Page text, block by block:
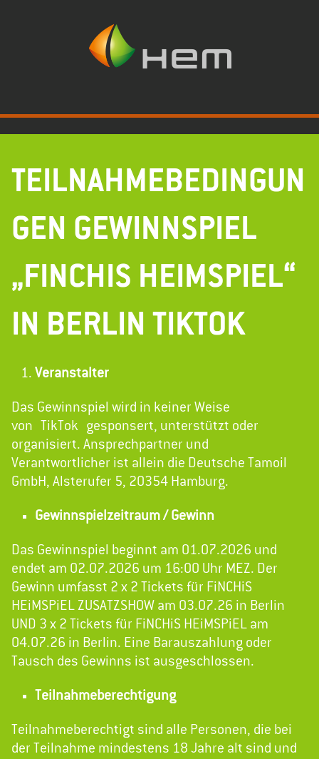
TEILNAHMEBEDINGUN
GEN GEWINNSPIEL
„FINCHIS HEIMSPIEL“
IN BERLIN TIKTOK
Veranstalter
Das Gewinnspiel wird in keiner Weise
von TikTok gesponsert, unterstützt oder
organisiert. Ansprechpartner und
Verantwortlicher ist allein die Deutsche Tamoil
GmbH, Alsterufer 5, 20354 Hamburg.
Gewinnspielzeitraum / Gewinn
Das Gewinnspiel beginnt am 01.07.2026 und
endet am 02.07.2026 um 16:00 Uhr MEZ. Der
Gewinn umfasst 2 x 2 Tickets für FiNCHiS
HEiMSPiEL ZUSATZSHOW am 03.07.26 in Berlin
UND 3 x 2 Tickets für FiNCHiS HEiMSPiEL am
04.07.26 in Berlin. Eine Barauszahlung oder
Tausch des Gewinns ist ausgeschlossen.
Teilnahmeberechtigung
Teilnahmeberechtigt sind alle Personen, die bei
der Teilnahme mindestens 18 Jahre alt sind und